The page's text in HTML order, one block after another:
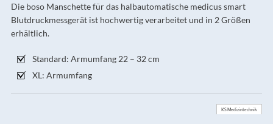
Die boso Manschette für das halbautomatische medicus smart
Blutdruckmessgerät ist hochwertig verarbeitet und in 2 Größen
erhältlich.
Standard: Armumfang 22 – 32 cm
XL: Armumfang
KS Medizintechnik